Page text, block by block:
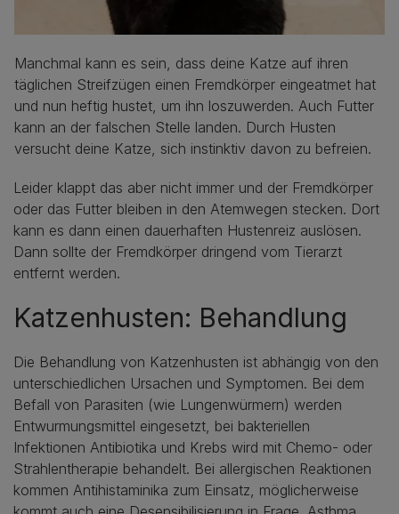
Manchmal kann es sein, dass deine Katze auf ihren
täglichen Streifzügen einen Fremdkörper eingeatmet hat
und nun heftig hustet, um ihn loszuwerden. Auch Futter
kann an der falschen Stelle landen. Durch Husten
versucht deine Katze, sich instinktiv davon zu befreien.
Leider klappt das aber nicht immer und der Fremdkörper
oder das Futter bleiben in den Atemwegen stecken. Dort
kann es dann einen dauerhaften Hustenreiz auslösen.
Dann sollte der Fremdkörper dringend vom Tierarzt
entfernt werden.
Katzenhusten: Behandlung
Die Behandlung von Katzenhusten ist abhängig von den
unterschiedlichen Ursachen und Symptomen. Bei dem
Befall von Parasiten (wie Lungenwürmern) werden
Entwurmungsmittel eingesetzt, bei bakteriellen
Infektionen Antibiotika und Krebs wird mit Chemo- oder
Strahlentherapie behandelt. Bei allergischen Reaktionen
kommen Antihistaminika zum Einsatz, möglicherweise